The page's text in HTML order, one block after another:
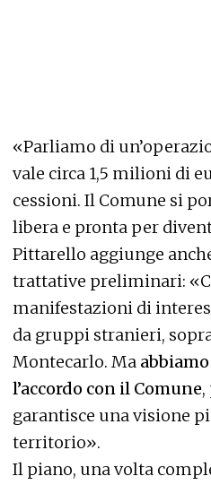
«Parliamo di
vale circa 1,5 milioni di
cessioni. Il Comune si
libera e pronta per
Pittarello aggiunge
trattative preliminari:
manifestazioni di
da gruppi stranieri,
Montecarlo. Ma
l’accordo con il Comune
garantisce una visione
territorio».
Il piano, una volta